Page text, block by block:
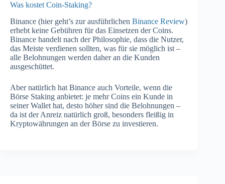
Was kostet Coin-Staking?
Binance (hier geht’s zur ausführlichen Binance Review)
erhebt keine Gebühren für das Einsetzen der Coins.
Binance handelt nach der Philosophie, dass die Nutzer,
das Meiste verdienen sollten, was für sie möglich ist –
alle Belohnungen werden daher an die Kunden
ausgeschüttet.
Aber natürlich hat Binance auch Vorteile, wenn die
Börse Staking anbietet: je mehr Coins ein Kunde in
seiner Wallet hat, desto höher sind die Belohnungen –
da ist der Anreiz natürlich groß, besonders fleißig in
Kryptowährungen an der Börse zu investieren.